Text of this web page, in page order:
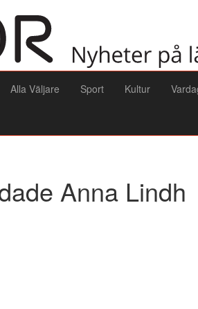
Alla Väljare Sport Kultur
Anna Lindh